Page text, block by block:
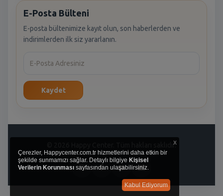
E-Posta Bülteni
E-posta bültenimize kayıt olun, son haberlerden ve
indirimlerden ilk siz yararlanın.
Kaydet
© 2026 Happy Center. Tüm hakları saklıdır.
x
Çerezler, Happycenter.com.tr hizmetlerini daha etkin bir
şekilde sunmamızı sağlar. Detaylı bilgiye Kişisel
Verilerin Korunması sayfasından ulaşabilirsiniz.
Kabul Ediyorum